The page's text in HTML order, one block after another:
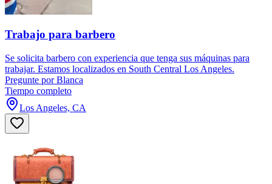
Trabajo para barbero
Se solicita barbero con experiencia que tenga sus máquinas para
trabajar. Estamos localizados en South Central Los Angeles.
Pregunte por Blanca
Tiempo completo
Los Angeles, CA